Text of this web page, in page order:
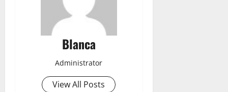
Blanca
Administrator
View All Posts